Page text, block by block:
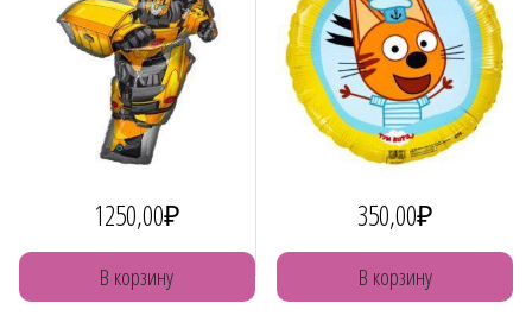
1250,00₽
В корзину
350,00₽
В корзину